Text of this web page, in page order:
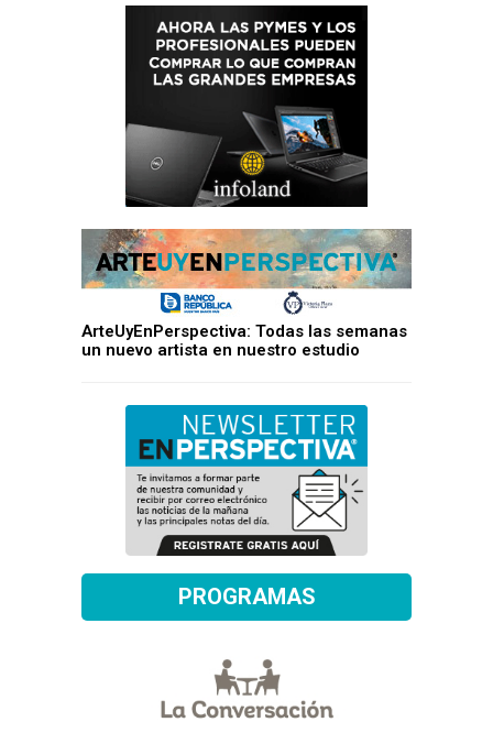
ArteUyEnPerspectiva: Todas las semanas
un nuevo artista en nuestro estudio
PROGRAMAS